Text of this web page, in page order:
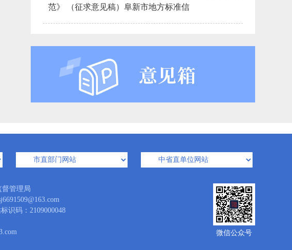
范》 （征求意见稿）阜新市地方标准信
管理局
识码：2109000048
微信公众号